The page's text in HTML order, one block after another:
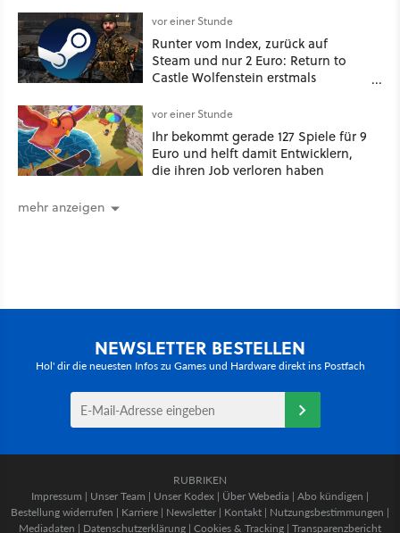
vor einer Stunde
Runter vom Index, zurück auf
Steam und nur 2 Euro: Return to
Castle Wolfenstein erstmals
Markt
vor einer Stunde
Ihr bekommt gerade 127 Spiele für 9
Euro und helft damit Entwicklern,
die ihren Job verloren haben
mehr anzeigen
NEWSLETTER BESTELLEN
Hol' dir die neuesten Infos zu Games und Hardware direkt ins Postfach
RUBRIKEN
Impressum | Unser Team | Unser Kodex | Über Webedia | Abo kündigen |
Bestellung widerrufen | Karriere | Newsletter | Kontakt | Nutzungsbestimmungen |
Mediadaten | Datenschutzerklärung | Cookies & Tracking | Transparenzbericht